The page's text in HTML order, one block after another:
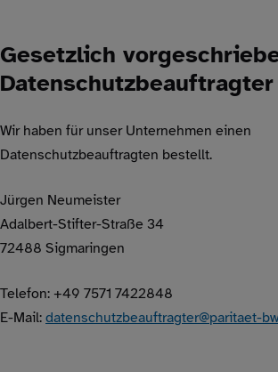
Gesetzlich
Datenschutzbeauftragter
Wir haben für unser Unternehmen einen
Datenschutzbeauftragten bestellt.
Jürgen Neumeister
Adalbert-Stifter-Straße 34
72488 Sigmaringen
Telefon: +49 7571 7422848
E-Mail: datenschutzbeauftragter@paritaet-